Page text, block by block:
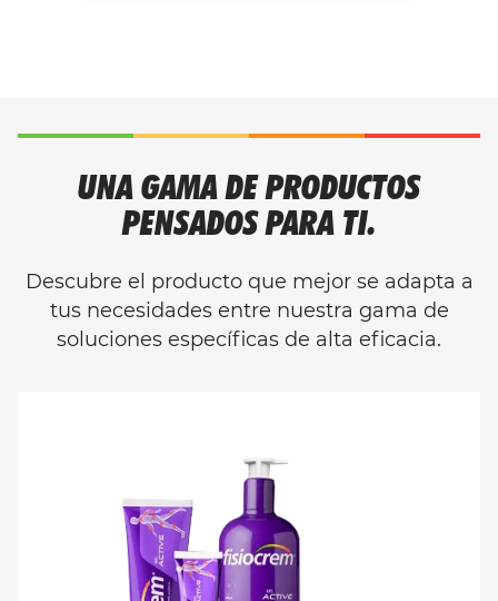
UNA GAMA DE PRODUCTOS
PENSADOS PARA TI.
Descubre el producto que mejor se adapta a
tus necesidades entre nuestra gama de
soluciones específicas de alta eficacia.